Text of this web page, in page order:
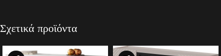
Σχετικά προϊόντα